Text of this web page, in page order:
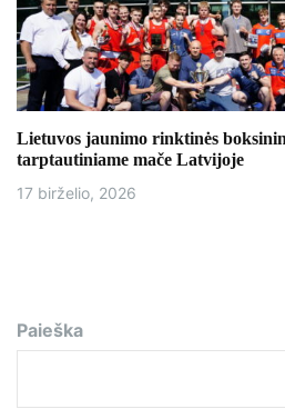
Lietuvos jaunimo rinktinės
tarptautiniame mače Latvijoje
17 birželio, 2026
Paieška